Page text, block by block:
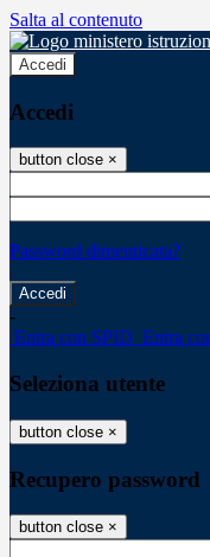
Salta al contenuto
Accedi
Accedi
button close ×
Password dimenticata?
-
Entra con SPID Entra
Seleziona utente
button close ×
Recupero password
button close ×